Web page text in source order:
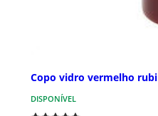
Copo vidro vermelho rubi
DISPONÍVEL